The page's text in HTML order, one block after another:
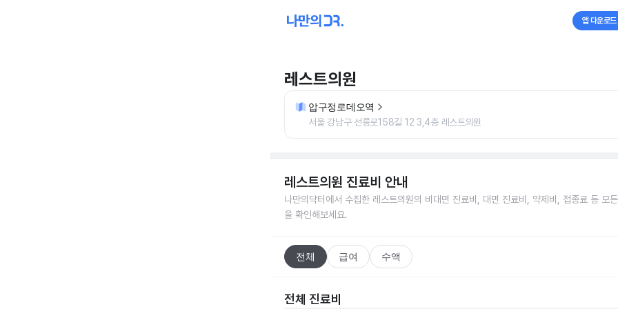
앱 다운로드
레스트의원
압구정로데오역
서울 강남구 선릉로158길 12 3,4층 레스트의원
레스트의원 진료비 안내
나만의닥터에서 수집한 레스트의원의 비대면 진료비, 대면 진료비, 약제비, 접종료 등 모
을 확인해보세요.
전체 급여 수액
전체 진료비